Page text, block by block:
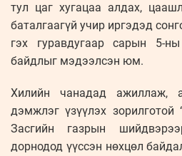
тул цаг хугацаа алдах,
баталгаагүй учир иргэдэд
гэх гуравдугаар сарын 5-
байдлыг мэдээлсэн юм.
Хилийн чанадад ажиллаж,
дэмжлэг үзүүлэх зорилготой
Засгийн газрын
дорнодод үүссэн нөхцөл